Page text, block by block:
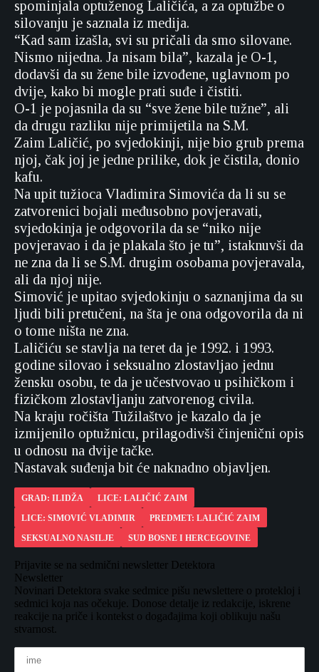
spominjala optuženog Laličića, a za optužbe o
silovanju je saznala iz medija.
“Kad sam izašla, svi su pričali da smo silovane.
Nismo nijedna. Ja nisam bila”, kazala je O-1,
dodavši da su žene bile izvođene, uglavnom po
dvije, kako bi mogle prati suđe i čistiti.
O-1 je pojasnila da su “sve žene bile tužne”, ali
da drugu razliku nije primijetila na S.M.
Zaim Laličić, po svjedokinji, nije bio grub prema
njoj, čak joj je jedne prilike, dok je čistila, donio
kafu.
Na upit tužioca Vladimira Simovića da li su se
zatvorenici bojali međusobno povjeravati,
svjedokinja je odgovorila da se “niko nije
povjeravao i da je plakala što je tu”, istaknuvši da
ne zna da li se S.M. drugim osobama povjeravala,
ali da njoj nije.
Simović je upitao svjedokinju o saznanjima da su
ljudi bili pretučeni, na šta je ona odgovorila da ni
o tome ništa ne zna.
Laličiću se stavlja na teret da je 1992. i 1993.
godine silovao i seksualno zlostavljao jednu
žensku osobu, te da je učestvovao u psihičkom i
fizičkom zlostavljanju zatvorenog civila.
Na kraju ročišta Tužilaštvo je kazalo da je
izmijenilo optužnicu, prilagodivši činjenični opis
u odnosu na dvije tačke.
Nastavak suđenja bit će naknadno objavljen.
GRAD: ILIDŽA
LICE: LALIČIĆ ZAIM
LICE: SIMOVIĆ VLADIMIR
PREDMET: LALIČIĆ ZAIM
SEKSUALNO NASILJE
SUD BOSNE I HERCEGOVINE
Prijavite se na sedmični newsletter Detektora
Newsletter
Novinari Detektora svake sedmice pišu newslettere o protekloj i
sedmici koja nas očekuje. Donose detalje iz redakcije, iskrene
reakcije na priče i kontekst o događajima koji oblikuju našu
stvarnost.